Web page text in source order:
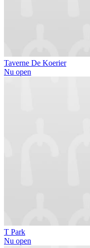
Taverne De Koerier
Nu open
T Park
Nu open